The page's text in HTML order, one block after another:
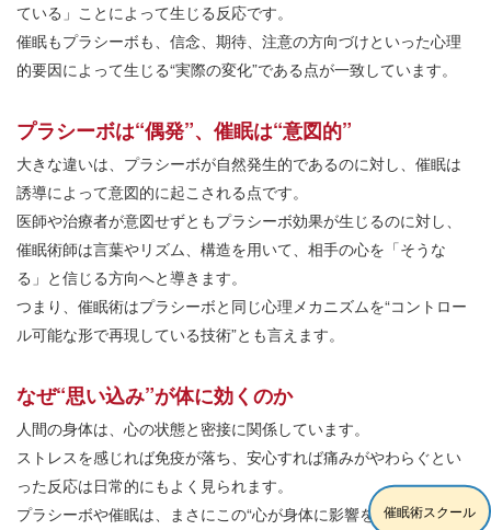
ている」ことによって生じる反応です。
催眠もプラシーボも、信念、期待、注意の方向づけといった心理
的要因によって生じる“実際の変化”である点が一致しています。
プラシーボは“偶発”、催眠は“意図的”
大きな違いは、プラシーボが自然発生的であるのに対し、催眠は
誘導によって意図的に起こされる点です。
医師や治療者が意図せずともプラシーボ効果が生じるのに対し、
催眠術師は言葉やリズム、構造を用いて、相手の心を「そうな
る」と信じる方向へと導きます。
つまり、催眠術はプラシーボと同じ心理メカニズムを“コントロー
ル可能な形で再現している技術”とも言えます。
なぜ“思い込み”が体に効くのか
人間の身体は、心の状態と密接に関係しています。
ストレスを感じれば免疫が落ち、安心すれば痛みがやわらぐとい
った反応は日常的にもよく見られます。
プラシーボや催眠は、まさにこの“心が身体に影響を与える”機構を
催眠術スクール